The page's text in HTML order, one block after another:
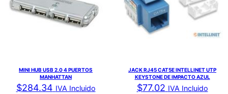
MINI HUB USB 2.0 4 PUERTOS
MANHATTAN
$284.34 IVA Incluido
JACK RJ45 CAT5E INTELLINET UTP
KEYSTONE DE IMPACTO AZUL
$77.02 IVA Incluido